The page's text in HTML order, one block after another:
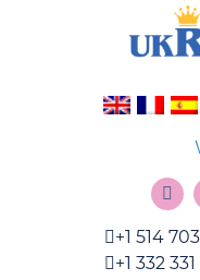
+1 514
+1 332